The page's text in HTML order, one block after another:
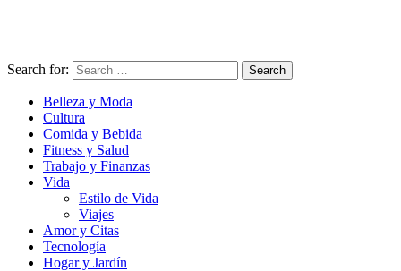
Search for: Search
Belleza y Moda
Cultura
Comida y Bebida
Fitness y Salud
Trabajo y Finanzas
Vida
Estilo de Vida
Viajes
Amor y Citas
Tecnología
Hogar y Jardín